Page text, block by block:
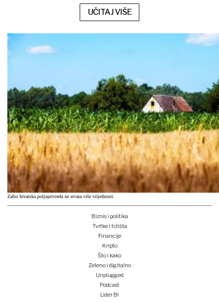
UČITAJ VIŠE
Zašto hrvatska poljoprivreda ne stvara više vrijednosti
Biznis i politika
Tvrtke i tržišta
Financije
Kripto
Što i kako
Zeleno i digitalno
Unplugged
Podcast
Lider BI